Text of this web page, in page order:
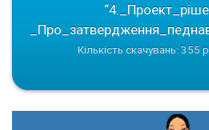
Кількість скачувань: 355